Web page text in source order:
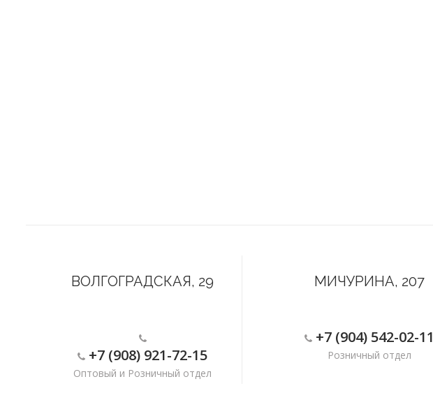
ВОЛГОГРАДСКАЯ, 29
+7 (908) 921-72-15
Оптовый и Розничный отдел
МИЧУРИНА, 207
+7 (904) 542-02-11
Розничный отдел